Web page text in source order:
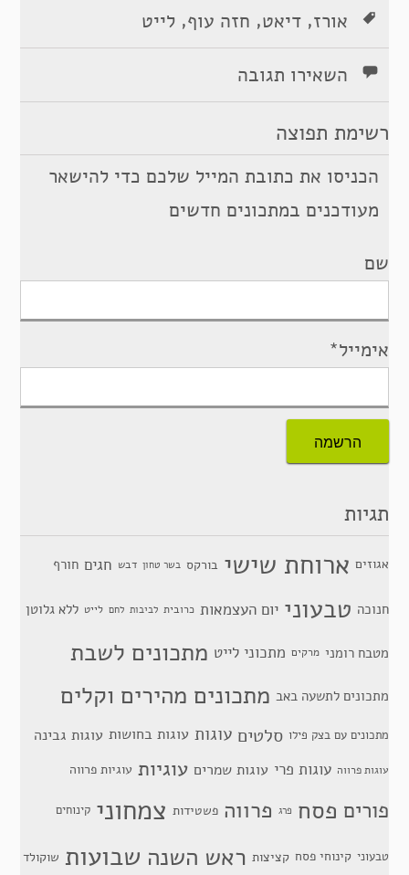
אורז,דיאט, חזה עוף,לייט
השאירו תגובה
רשימת תפוצה
הכניסו את כתובת המייל שלכם כדי להישאר
מעודכנים במתכונים חדשים
שם
אימייל*
תגיות
אגוזים ארוחת שישי בורקס בשר טחון דבש חגים חורף
חנוכה טבעוני יום העצמאות כרובית לביבות לחם לייט ללא גלוטן
מטבח רומני מרקים מתכוני לייט מתכונים לשבת
מתכונים לתשעה באב מתכונים מהירים וקלים
מתכונים עם בצק פילו סלטים עוגות עוגות בחושות עוגות גבינה
עוגות פרווה עוגות פרי עוגות שמרים עוגיות עוגיות פרווה
פורים פסח פרג פרווה פשטידות צמחוני קינוחים
טבעוני קינוחי פסח קציצות ראש השנה שבועות שוקולד